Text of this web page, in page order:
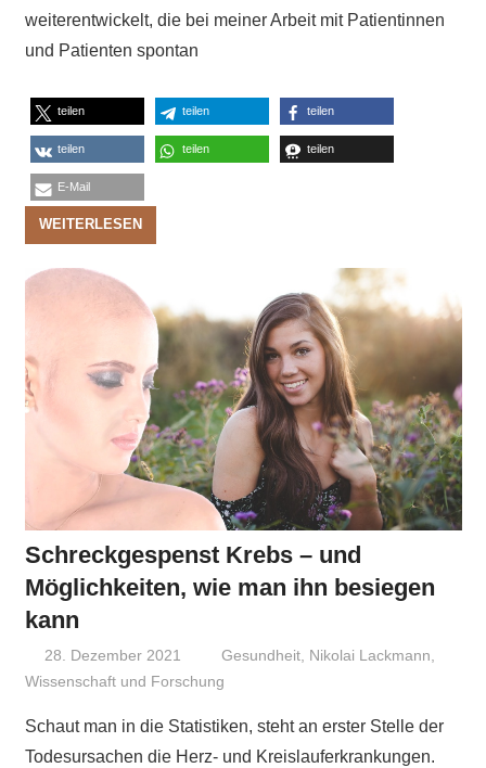
weiterentwickelt, die bei meiner Arbeit mit Patientinnen
und Patienten spontan
teilen teilen teilen
teilen teilen teilen
E-Mail
WEITERLESEN
Schreckgespenst Krebs – und
Möglichkeiten, wie man ihn besiegen
kann
28. Dezember 2021 Niki Vogt
Gesundheit, Nikolai Lackmann,
Wissenschaft und Forschung
Schaut man in die Statistiken, steht an erster Stelle der
Todesursachen die Herz- und Kreislauferkrankungen.